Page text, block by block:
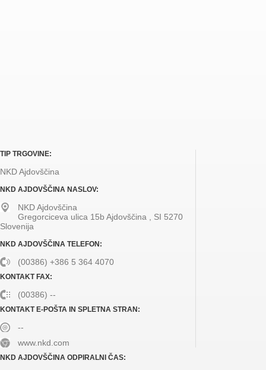
TIP TRGOVINE:
NKD Ajdovščina
NKD AJDOVŠČINA NASLOV:
NKD Ajdovščina
Gregorciceva ulica 15b Ajdovščina SI 5270
Slovenija
NKD AJDOVŠČINA TELEFON:
(00386) +386 5 364 4070
KONTAKT FAX:
(00386) --
KONTAKT E-POŠTA IN SPLETNA STRAN:
--
www.nkd.com
NKD AJDOVŠČINA ODPIRALNI ČAS: